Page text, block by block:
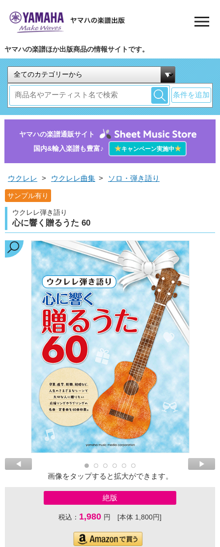
ヤマハの楽譜ほか出版商品の情報サイトです。
条件を追加
ヤマハの楽譜通販サイト
国内&輸入楽譜も豊富♪
★キャンペーン実施中★
ウクレレ > ウクレレ曲集 > ソロ・弾き語り
サンプル有り
ウクレレ弾き語り
心に響く贈るうた 60
画像をタップすると拡大ができます。
絶版
税込： 1,980 円 [本体 1,800円]